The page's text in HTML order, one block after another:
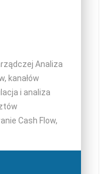
Analiza
kanałów
i analiza
Cash Flow,